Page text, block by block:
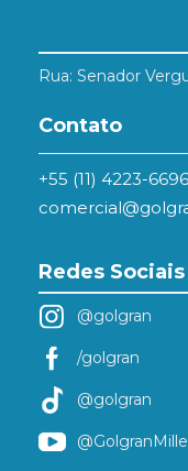
Rua: Senador
Contato
+55 (11) 4223-6696
Redes Sociais
@golgran
/golgran
@golgran